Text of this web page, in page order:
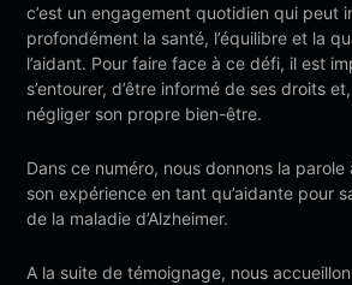
c’est un engagement quotidien qui peut
profondément la santé, l’équilibre et la
l’aidant. Pour faire face à ce défi, il est
s’entourer, d’être informé de ses droits
négliger son propre bien-être.
Dans ce numéro, nous donnons la
son expérience en tant qu’aidante pour
de la maladie d’Alzheimer.
A la suite de témoignage, nous